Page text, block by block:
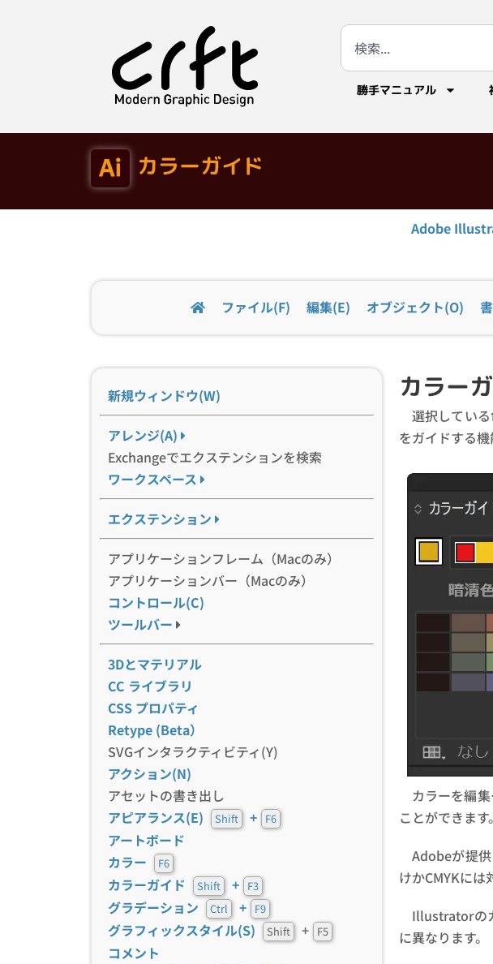
勝手マニュアル
カラーガイド
Adobe
ファイル(F) 編集(E) オブジェクト(O)
新規ウィンドウ(W)
アレンジ(A)
Exchangeでエクステンションを検索
ワークスペース
エクステンション
アプリケーションフレーム（Macのみ）
アプリケーションバー（Macのみ）
コントロール(C)
ツールバー
3Dとマテリアル
CC ライブラリ
CSS プロパティ
Retype (Beta）
SVGインタラクティビティ(Y)
アクション(N)
アセットの書き出し
アピアランス(E)
Shift + F6
アートボード
カラー
F6
カラーガイド Shift + F3
グラデーション Ctrl + F9
グラフィックスタイル(S) Shift + F5
コメント
カラー
選択してい
をガイドする機
カラーを編
ことができます。
Adobeが提
けかCMYKには
Illustratorの
に異なります。